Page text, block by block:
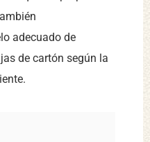
adecuado de
de cartón según la